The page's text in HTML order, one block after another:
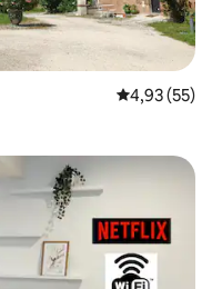
Priemerné
4,93 (55)